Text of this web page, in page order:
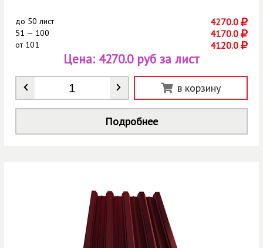
до 50 лист 4270.0
51 — 100 4170.0
от101 4120.0
Количество
Цена: 4270.0 руб за лист
в корзину
Подробнее